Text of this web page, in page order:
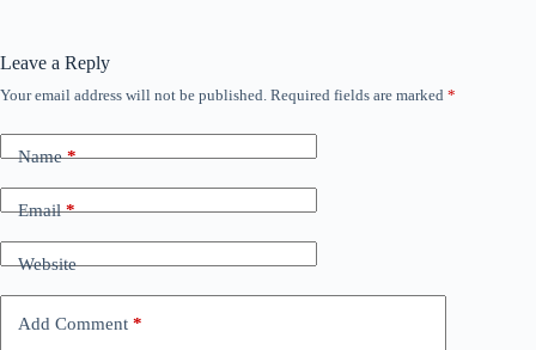
Leave a Reply
Your email address will not be published. Required fields are marked *
Name*
Email*
Website
Add Comment *